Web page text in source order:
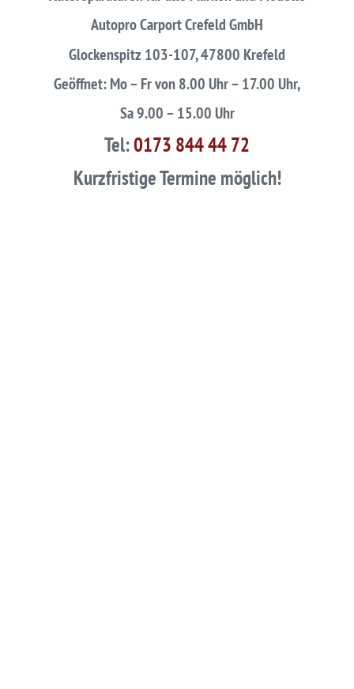
Autopro Carport Crefeld GmbH
Glockenspitz 103-107, 47800 Krefeld
Geöffnet: Mo – Fr von 8.00 Uhr – 17.00 Uhr,
Sa 9.00 – 15.00 Uhr
Tel:0173 844 44 72
Kurzfristige Termine möglich!